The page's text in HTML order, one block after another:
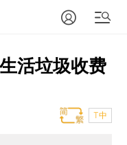
活垃圾收费
T中